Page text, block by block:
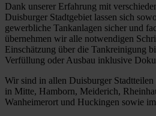
Dank unserer Erfahrung mit
Duisburger Stadtgebiet lassen sich
gewerbliche Tankanlagen sicher und
übernehmen wir alle notwendigen
Einschätzung über die Tankreinigung
Verfüllung oder Ausbau inklusive
Wir sind in allen Duisburger
in Mitte, Hamborn, Meiderich,
Wanheimerort und Huckingen sowie